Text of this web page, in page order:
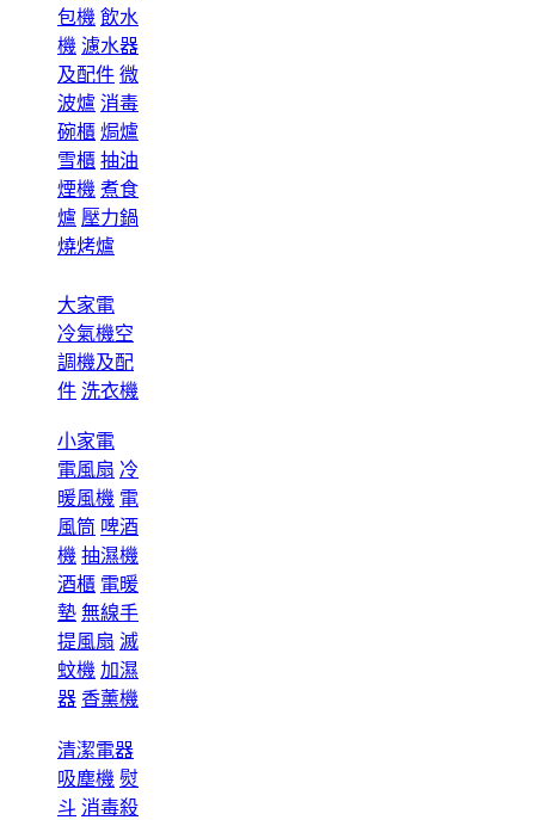
包機 飲水
機 濾水器
及配件 微
波爐 消毒
碗櫃 焗爐
雪櫃 抽油
煙機 煮食
爐 壓力鍋
燒烤爐
大家電
冷氣機空
調機及配
件 洗衣機
小家電
電風扇 冷
暖風機 電
風筒 啤酒
機 抽濕機
酒櫃 電暖
墊 無線手
提風扇 滅
蚊機 加濕
器 香薰機
清潔電器
吸塵機 熨
斗 消毒殺